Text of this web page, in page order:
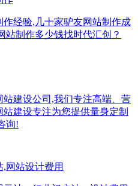
经验,几十家驴友网站制作成
站制作多少钱找时代汇创？
建设公司,我们专注高端、营
建设专注为您提供量身定制
询!
网站设计费用